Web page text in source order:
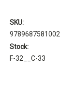
SKU:
9789687581002
Stock:
F-32__C-33